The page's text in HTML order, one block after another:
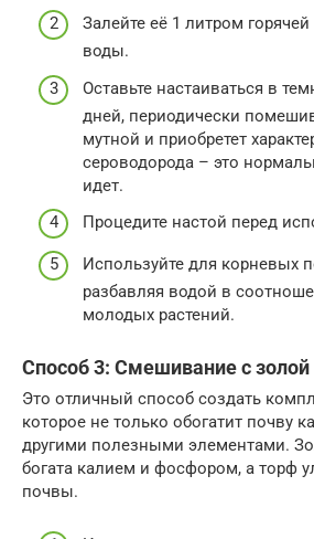
Залейте её 1 литром
воды.
Оставьте настаиваться в
дней, периодически
мутной и приобретет
сероводорода – это
идет.
Процедите настой перед
Используйте для корневых
разбавляя водой в
молодых растений.
Способ 3: Смешивание с
Это отличный способ создать
которое не только обогатит почву
другими полезными элементами.
богата калием и фосфором, а торф
почвы.